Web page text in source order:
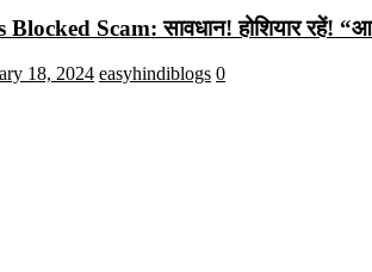
Scam: सावधान! होशियार रहें!
18, 2024 easyhindiblogs 0